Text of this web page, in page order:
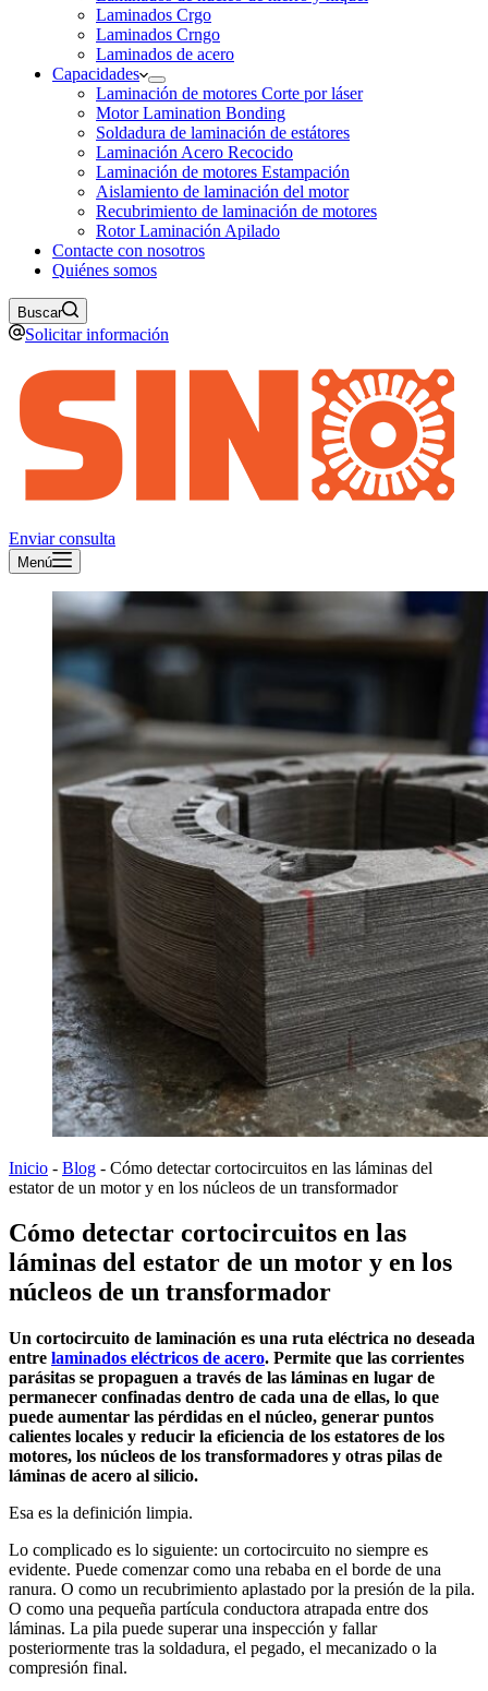
Laminados Crgo
Laminados Crngo
Laminados de acero
Capacidades
Laminación de motores Corte por láser
Motor Lamination Bonding
Soldadura de laminación de estátores
Laminación Acero Recocido
Laminación de motores Estampación
Aislamiento de laminación del motor
Recubrimiento de laminación de motores
Rotor Laminación Apilado
Contacte con nosotros
Quiénes somos
Buscar
Solicitar información
Enviar consulta
Menú
Inicio - Blog - Cómo detectar cortocircuitos en las láminas del
estator de un motor y en los núcleos de un transformador
Cómo detectar cortocircuitos en las
láminas del estator de un motor y en los
núcleos de un transformador
Un cortocircuito de laminación es una ruta eléctrica no deseada
entre laminados eléctricos de acero. Permite que las corrientes
parásitas se propaguen a través de las láminas en lugar de
permanecer confinadas dentro de cada una de ellas, lo que
puede aumentar las pérdidas en el núcleo, generar puntos
calientes locales y reducir la eficiencia de los estatores de los
motores, los núcleos de los transformadores y otras pilas de
láminas de acero al silicio.
Esa es la definición limpia.
Lo complicado es lo siguiente: un cortocircuito no siempre es
evidente. Puede comenzar como una rebaba en el borde de una
ranura. O como un recubrimiento aplastado por la presión de la pila.
O como una pequeña partícula conductora atrapada entre dos
láminas. La pila puede superar una inspección y fallar
posteriormente tras la soldadura, el pegado, el mecanizado o la
compresión final.